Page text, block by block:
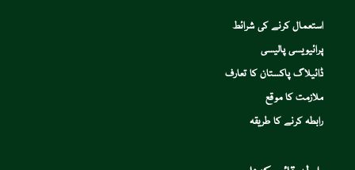
استعمال کرنے کی شرائط
پرائیویسی پالیسی
ڈائیلاگ پاکستان کا تعارف
ملازمت کا موقع
رابطہ کرنے کا طریقہ